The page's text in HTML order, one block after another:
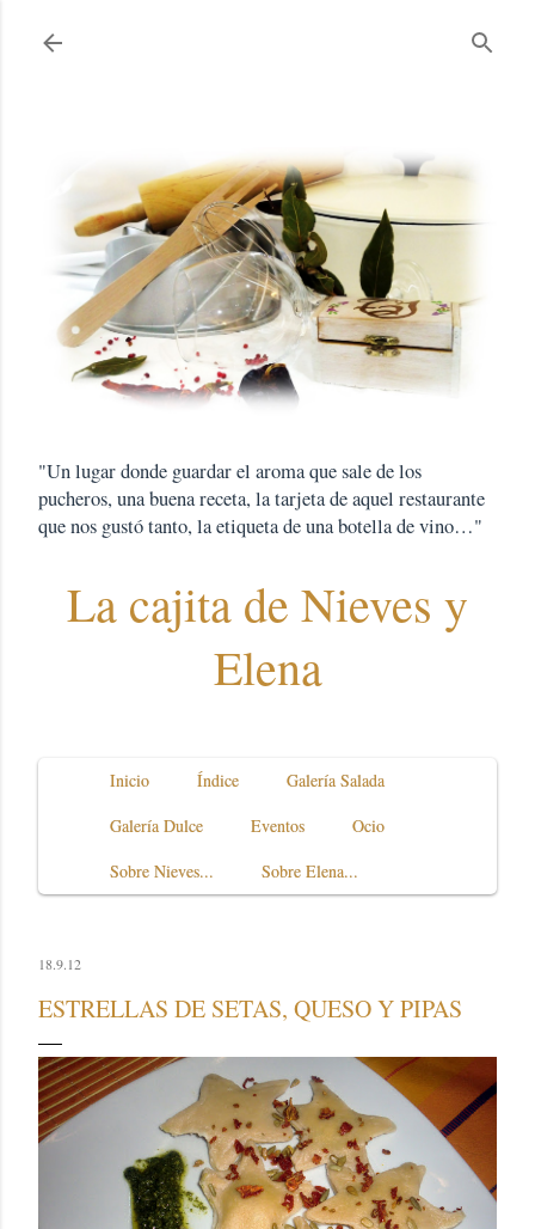
"Un lugar donde guardar el aroma que sale de los
pucheros, una buena receta, la tarjeta de aquel restaurante
que nos gustó tanto, la etiqueta de una botella de vino…"
La cajita de Nieves y
Elena
Inicio Índice
Galería Salada
Galería Dulce
Eventos
Ocio
Sobre Nieves...
Sobre Elena...
18.9.12
ESTRELLAS DE SETAS, QUESO Y PIPAS